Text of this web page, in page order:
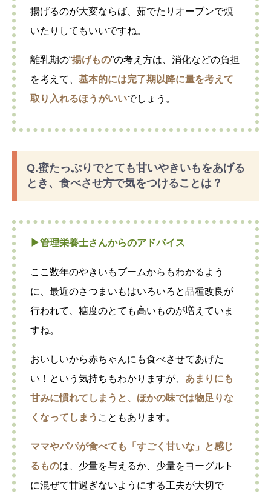
揚げるのが大変ならば、茹でたりオーブンで焼
いたりしてもいいですね。
離乳期の“揚げもの”の考え方は、消化などの負担
を考えて、 基本的には完了期以降に量を考えて
取り入れるほうがいいでしょう。
Q.蜜たっぷりでとても甘いやきいもをあげる
とき、食べさせ方で気をつけることは？
▶︎管理栄養士さんからのアドバイス
ここ数年のやきいもブームからもわかるよう
に、最近のさつまいもはいろいろと品種改良が
行われて、糖度のとても高いものが増えていま
すね。
おいしいから赤ちゃんにも食べさせてあげた
い！という気持ちもわかりますが、 あまりにも
甘みに慣れてしまうと、ほかの味では物足りな
くなってしまう こともあります。
ママやパパが食べても「すごく甘いな」と感じ
るものは、少量を与えるか、少量をヨーグルト
に混ぜて甘過ぎないようにする工夫が大切で